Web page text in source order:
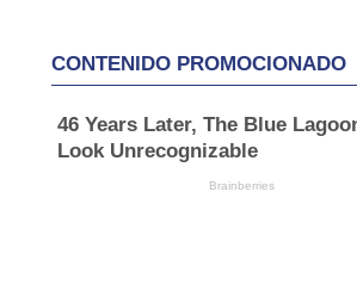
CONTENIDO PROMOCIONADO
46 Years Later, The Blue
Look Unrecognizable
Brainberries